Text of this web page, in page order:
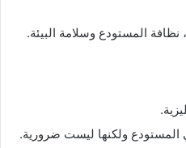
المستودع وسلامة البيئة.
ولكنها ليست ضرورية.